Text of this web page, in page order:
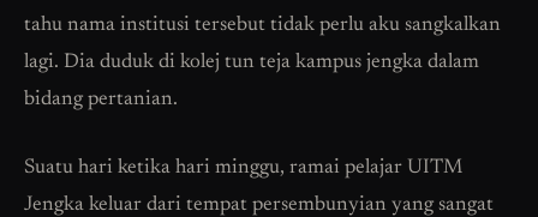
tahu nama institusi tersebut tidak perlu aku sangkalkan
lagi. Dia duduk di kolej tun teja kampus jengka dalam
bidang pertanian.
Suatu hari ketika hari minggu, ramai pelajar UITM
Jengka keluar dari tempat persembunyian yang sangat